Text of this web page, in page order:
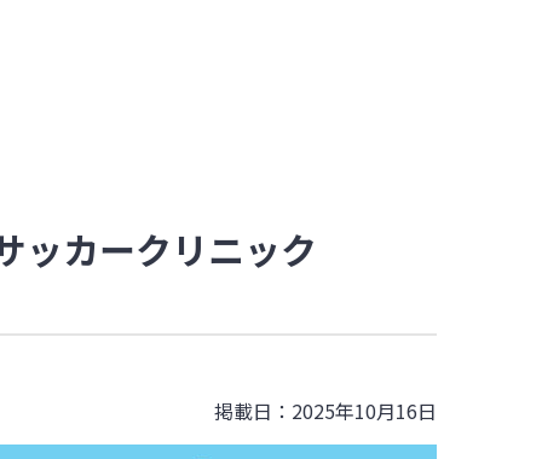
ッカークリニック
掲載日：2025年10月16日